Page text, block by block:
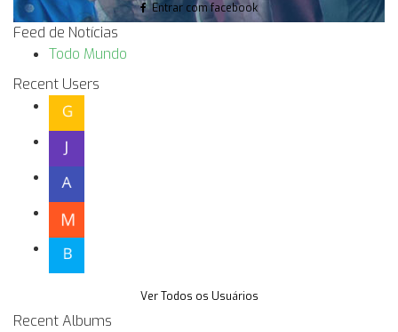
Entrar com facebook
Feed de Notícias
Todo Mundo
Recent Users
Ver Todos os Usuários
Recent Albums